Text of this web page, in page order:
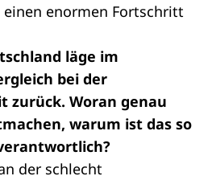
enormen Fortschritt
läge im
bei der
zurück. Woran genau
warum ist das so
der schlecht